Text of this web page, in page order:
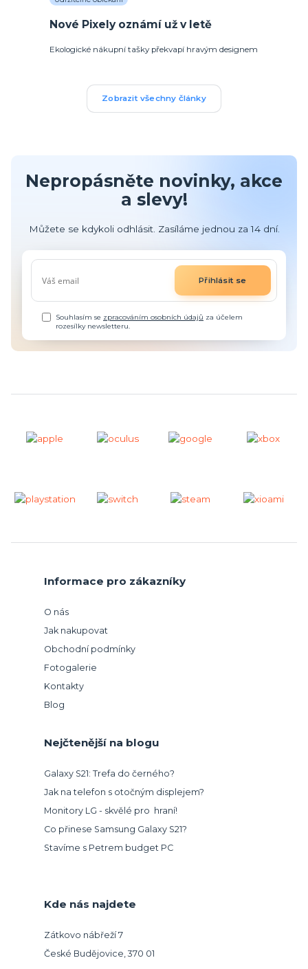
Nové Pixely oznámí už v letě
Ekologické nákupní tašky překvapí hravým designem
Zobrazit všechny články
Nepropásněte novinky, akce
a slevy!
Můžete se kdykoli odhlásit. Zasíláme jednou za 14 dní.
Přihlásit se
Souhlasím se zpracováním osobních údajů za účelem
rozesílky newsletteru.
Informace pro zákazníky
O nás
Jak nakupovat
Obchodní podmínky
Fotogalerie
Kontakty
Blog
Nejčtenější na blogu
Galaxy S21: Trefa do černého?
Jak na telefon s otočným displejem?
Monitory LG - skvělé pro hraní!
Co přinese Samsung Galaxy S21?
Stavíme s Petrem budget PC
Kde nás najdete
Zátkovo nábřeží 7
České Budějovice, 370 01